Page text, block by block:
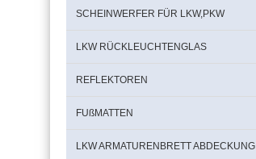
SCHEINWERFER FÜR LKW,PKW
LKW RÜCKLEUCHTENGLAS
REFLEKTOREN
FUßMATTEN
LKW ARMATURENBRETT ABDECKUNG